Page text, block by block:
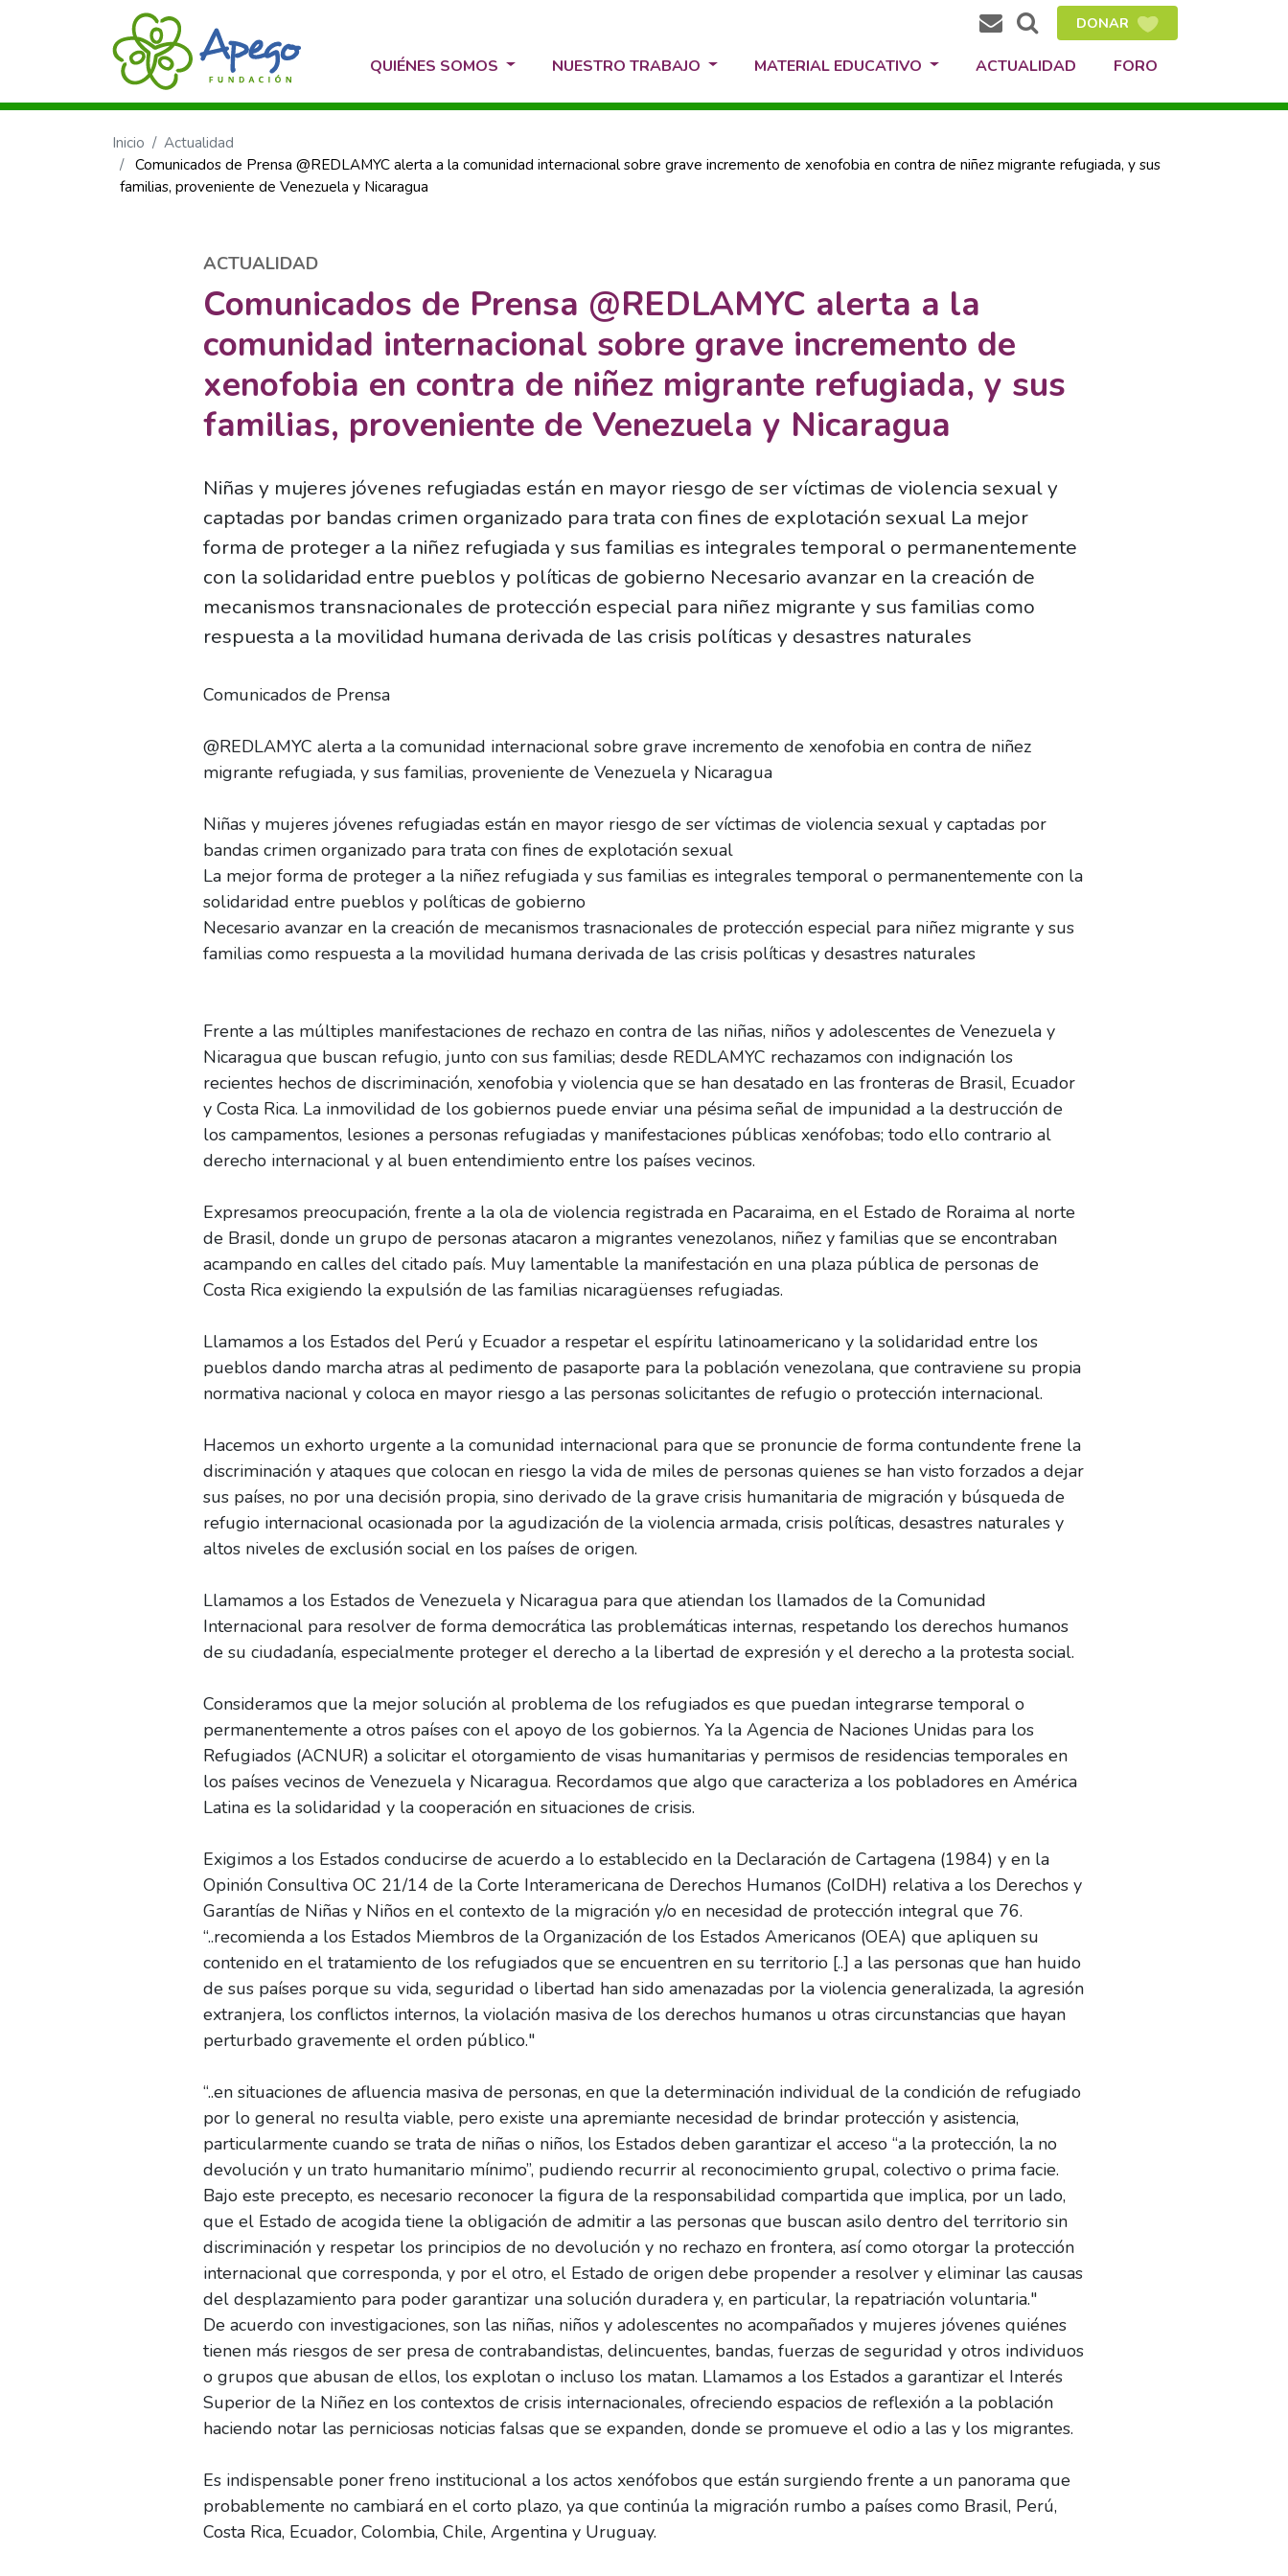
DONAR
QUIÉNES SOMOS NUESTRO TRABAJO MATERIAL EDUCATIVO ACTUALIDAD FORO
Inicio
Actualidad
Comunicados de Prensa @REDLAMYC alerta a la comunidad internacional sobre grave incremento de xenofobia en contra de niñez migrante refugiada, y sus
familias, proveniente de Venezuela y Nicaragua
ACTUALIDAD
Comunicados de Prensa @REDLAMYC alerta a la
comunidad internacional sobre grave incremento de
xenofobia en contra de niñez migrante refugiada, y sus
familias, proveniente de Venezuela y Nicaragua
Niñas y mujeres jóvenes refugiadas están en mayor riesgo de ser víctimas de violencia sexual y
captadas por bandas crimen organizado para trata con fines de explotación sexual La mejor
forma de proteger a la niñez refugiada y sus familias es integrales temporal o permanentemente
con la solidaridad entre pueblos y políticas de gobierno Necesario avanzar en la creación de
mecanismos transnacionales de protección especial para niñez migrante y sus familias como
respuesta a la movilidad humana derivada de las crisis políticas y desastres naturales
Comunicados de Prensa
@REDLAMYC alerta a la comunidad internacional sobre grave incremento de xenofobia en contra de niñez
migrante refugiada, y sus familias, proveniente de Venezuela y Nicaragua
Niñas y mujeres jóvenes refugiadas están en mayor riesgo de ser víctimas de violencia sexual y captadas por
bandas crimen organizado para trata con fines de explotación sexual
La mejor forma de proteger a la niñez refugiada y sus familias es integrales temporal o permanentemente con la
solidaridad entre pueblos y políticas de gobierno
Necesario avanzar en la creación de mecanismos trasnacionales de protección especial para niñez migrante y sus
familias como respuesta a la movilidad humana derivada de las crisis políticas y desastres naturales
Frente a las múltiples manifestaciones de rechazo en contra de las niñas, niños y adolescentes de Venezuela y
Nicaragua que buscan refugio, junto con sus familias; desde REDLAMYC rechazamos con indignación los
recientes hechos de discriminación, xenofobia y violencia que se han desatado en las fronteras de Brasil, Ecuador
y Costa Rica. La inmovilidad de los gobiernos puede enviar una pésima señal de impunidad a la destrucción de
los campamentos, lesiones a personas refugiadas y manifestaciones públicas xenófobas; todo ello contrario al
derecho internacional y al buen entendimiento entre los países vecinos.
Expresamos preocupación, frente a la ola de violencia registrada en Pacaraima, en el Estado de Roraima al norte
de Brasil, donde un grupo de personas atacaron a migrantes venezolanos, niñez y familias que se encontraban
acampando en calles del citado país. Muy lamentable la manifestación en una plaza pública de personas de
Costa Rica exigiendo la expulsión de las familias nicaragüenses refugiadas.
Llamamos a los Estados del Perú y Ecuador a respetar el espíritu latinoamericano y la solidaridad entre los
pueblos dando marcha atras al pedimento de pasaporte para la población venezolana, que contraviene su propia
normativa nacional y coloca en mayor riesgo a las personas solicitantes de refugio o protección internacional.
Hacemos un exhorto urgente a la comunidad internacional para que se pronuncie de forma contundente frene la
discriminación y ataques que colocan en riesgo la vida de miles de personas quienes se han visto forzados a dejar
sus países, no por una decisión propia, sino derivado de la grave crisis humanitaria de migración y búsqueda de
refugio internacional ocasionada por la agudización de la violencia armada, crisis políticas, desastres naturales y
altos niveles de exclusión social en los países de origen.
Llamamos a los Estados de Venezuela y Nicaragua para que atiendan los llamados de la Comunidad
Internacional para resolver de forma democrática las problemáticas internas, respetando los derechos humanos
de su ciudadanía, especialmente proteger el derecho a la libertad de expresión y el derecho a la protesta social.
Consideramos que la mejor solución al problema de los refugiados es que puedan integrarse temporal o
permanentemente a otros países con el apoyo de los gobiernos. Ya la Agencia de Naciones Unidas para los
Refugiados (ACNUR) a solicitar el otorgamiento de visas humanitarias y permisos de residencias temporales en
los países vecinos de Venezuela y Nicaragua. Recordamos que algo que caracteriza a los pobladores en América
Latina es la solidaridad y la cooperación en situaciones de crisis.
Exigimos a los Estados conducirse de acuerdo a lo establecido en la Declaración de Cartagena (1984) y en la
Opinión Consultiva OC 21/14 de la Corte Interamericana de Derechos Humanos (CoIDH) relativa a los Derechos y
Garantías de Niñas y Niños en el contexto de la migración y/o en necesidad de protección integral que 76.
“..recomienda a los Estados Miembros de la Organización de los Estados Americanos (OEA) que apliquen su
contenido en el tratamiento de los refugiados que se encuentren en su territorio [..] a las personas que han huido
de sus países porque su vida, seguridad o libertad han sido amenazadas por la violencia generalizada, la agresión
extranjera, los conflictos internos, la violación masiva de los derechos humanos u otras circunstancias que hayan
perturbado gravemente el orden público."
“..en situaciones de afluencia masiva de personas, en que la determinación individual de la condición de refugiado
por lo general no resulta viable, pero existe una apremiante necesidad de brindar protección y asistencia,
particularmente cuando se trata de niñas o niños, los Estados deben garantizar el acceso “a la protección, la no
devolución y un trato humanitario mínimo”, pudiendo recurrir al reconocimiento grupal, colectivo o prima facie.
Bajo este precepto, es necesario reconocer la figura de la responsabilidad compartida que implica, por un lado,
que el Estado de acogida tiene la obligación de admitir a las personas que buscan asilo dentro del territorio sin
discriminación y respetar los principios de no devolución y no rechazo en frontera, así como otorgar la protección
internacional que corresponda, y por el otro, el Estado de origen debe propender a resolver y eliminar las causas
del desplazamiento para poder garantizar una solución duradera y, en particular, la repatriación voluntaria."
De acuerdo con investigaciones, son las niñas, niños y adolescentes no acompañados y mujeres jóvenes quiénes
tienen más riesgos de ser presa de contrabandistas, delincuentes, bandas, fuerzas de seguridad y otros individuos
o grupos que abusan de ellos, los explotan o incluso los matan. Llamamos a los Estados a garantizar el Interés
Superior de la Niñez en los contextos de crisis internacionales, ofreciendo espacios de reflexión a la población
haciendo notar las perniciosas noticias falsas que se expanden, donde se promueve el odio a las y los migrantes.
Es indispensable poner freno institucional a los actos xenófobos que están surgiendo frente a un panorama que
probablemente no cambiará en el corto plazo, ya que continúa la migración rumbo a países como Brasil, Perú,
Costa Rica, Ecuador, Colombia, Chile, Argentina y Uruguay.